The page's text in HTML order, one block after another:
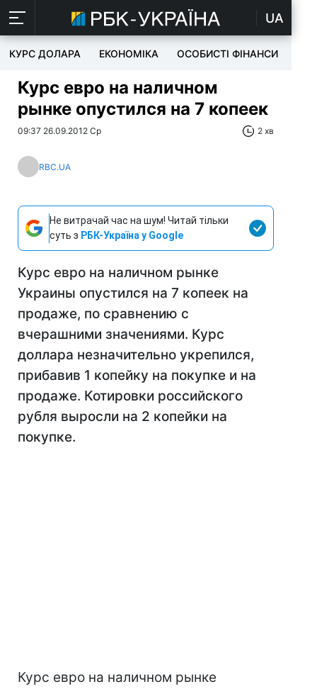
UA
КУРС ДОЛАРА ЕКОНОМІКА ОСОБИСТІ ФІНАНСИ
Курс евро на наличном
рынке опустился на 7 копеек
09:37 26.09.2012 Ср 2 хв
RBC.UA
Не витрачай час на шум! Читай тільки
суть з РБК-Україна у Google
Курс евро на наличном рынке
Украины опустился на 7 копеек на
продаже, по сравнению с
вчерашними значениями. Курс
доллара незначительно укрепился,
прибавив 1 копейку на покупке и на
продаже. Котировки российского
рубля выросли на 2 копейки на
покупке.
Курс евро на наличном рынке